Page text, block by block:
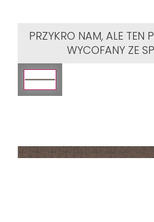
PRZYKRO NAM, ALE TEN
WYCOFANY ZE